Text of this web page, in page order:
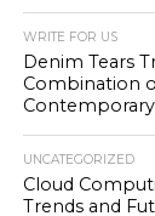
WRITE FOR US
Denim Tears
Combination
UNCATEGORIZED
Cloud
Trends and